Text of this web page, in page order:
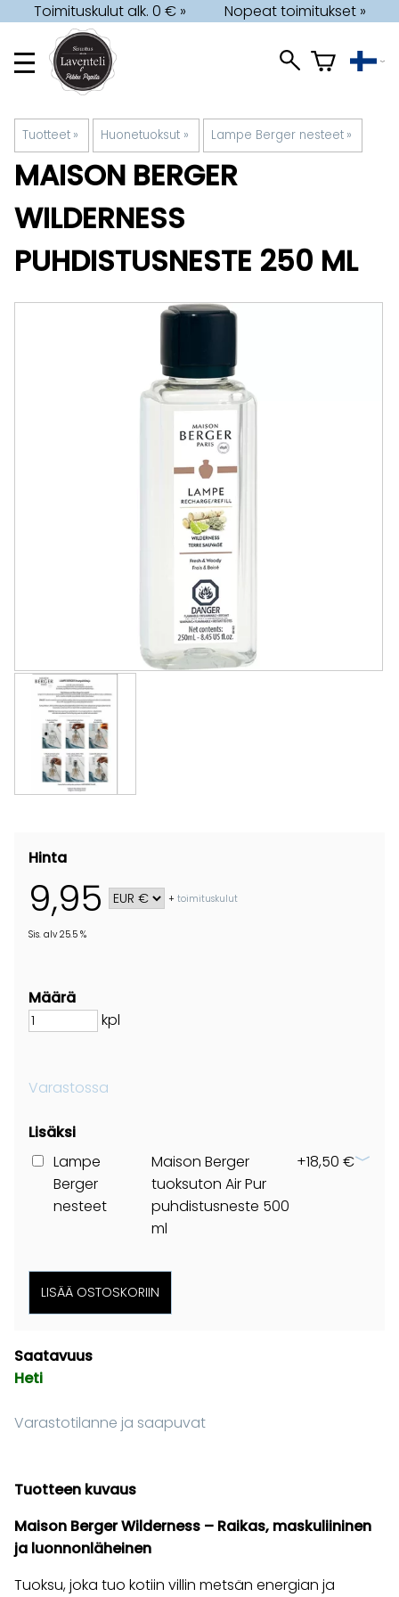
Toimituskulut alk. 0 € » Nopeat toimitukset »
Tuotteet ‪» Huonetuoksut ‪» Lampe Berger nesteet ‪»
MAISON BERGER
WILDERNESS
PUHDISTUSNESTE 250 ML
Hinta
9,95 +toimituskulut
Sis. alv 25.5 %
Määrä
kpl
Varastossa
Lisäksi
Lampe
Berger
nesteet
Maison Berger
tuoksuton Air Pur
puhdistusneste 500
ml
+18,50 €
Saatavuus
Heti
Varastotilanne ja saapuvat
Tuotteen kuvaus
Maison Berger Wilderness – Raikas, maskuliininen
ja luonnonläheinen
Tuoksu, joka tuo kotiin villin metsän energian ja